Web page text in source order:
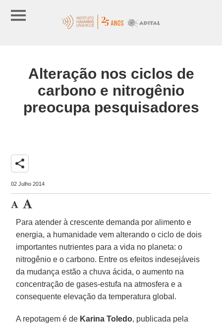
Alteração nos ciclos de
carbono e nitrogênio
preocupa pesquisadores
share
02 Julho 2014
Para atender à crescente demanda por alimento e
energia, a humanidade vem alterando o ciclo de dois
importantes nutrientes para a vida no planeta: o
nitrogênio e o carbono. Entre os efeitos indesejáveis
da mudança estão a chuva ácida, o aumento na
concentração de gases-estufa na atmosfera e a
consequente elevação da temperatura global.
A repotagem é de Karina Toledo, publicada pela